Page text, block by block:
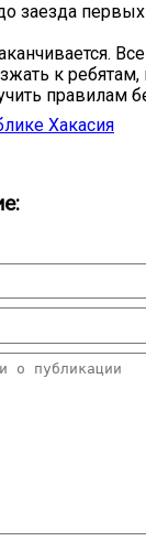
заезда
к ребятам,
правилам
Хакасия